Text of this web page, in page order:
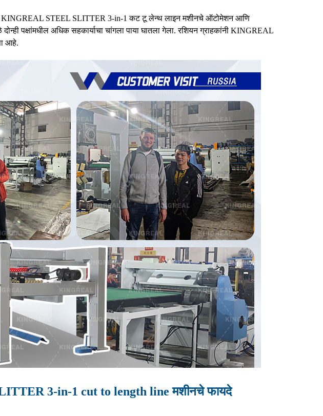
KINGREAL STEEL SLITTER 3-in-1 कट टू लेन्थ लाइन मशीनचे ऑटोमेशन आणि
पक्षांमधील अधिक सहकार्याचा चांगला पाया घातला गेला. रशियन ग्राहकांनी KINGREAL
आहे.
3-in-1 cut to length line मशीनचे फायदे